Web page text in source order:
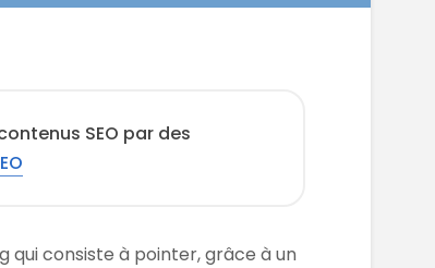
SEO par des
consiste à pointer, grâce à un